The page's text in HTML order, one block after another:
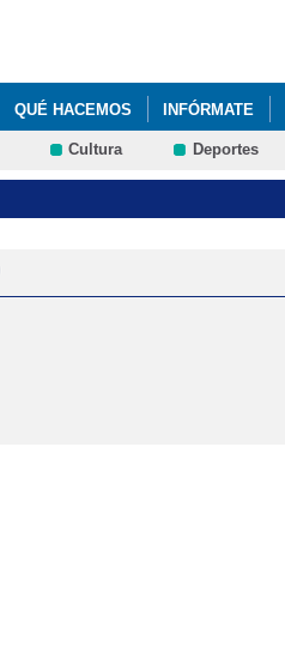
QUÉ HACEMOS INFÓRMATE
Cultura Deportes